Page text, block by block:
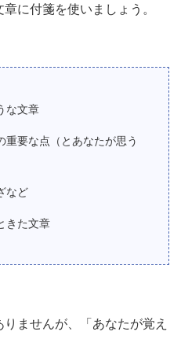
に付箋を使いましょう。
な文章
要な点（とあなたが思う
など
きた文章
ませんが、「あなたが覚え